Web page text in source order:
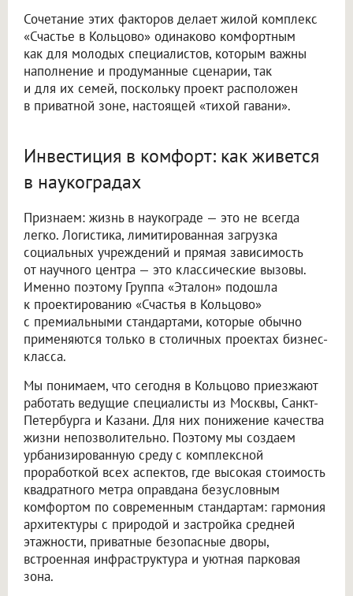
Сочетание этих факторов делает жилой комплекс
«Счастье в Кольцово» одинаково комфортным
как для молодых специалистов, которым важны
наполнение и продуманные сценарии, так
и для их семей, поскольку проект расположен
в приватной зоне, настоящей «тихой гавани».
Инвестиция в комфорт: как живется
в наукоградах
Признаем: жизнь в наукограде — это не всегда
легко. Логистика, лимитированная загрузка
социальных учреждений и прямая зависимость
от научного центра — это классические вызовы.
Именно поэтому Группа «Эталон» подошла
к проектированию «Счастья в Кольцово»
с премиальными стандартами, которые обычно
применяются только в столичных проектах бизнес-
класса.
Мы понимаем, что сегодня в Кольцово приезжают
работать ведущие специалисты из Москвы, Санкт-
Петербурга и Казани. Для них понижение качества
жизни непозволительно. Поэтому мы создаем
урбанизированную среду с комплексной
проработкой всех аспектов, где высокая стоимость
квадратного метра оправдана безусловным
комфортом по современным стандартам: гармония
архитектуры с природой и застройка средней
этажности, приватные безопасные дворы,
встроенная инфраструктура и уютная парковая
зона.